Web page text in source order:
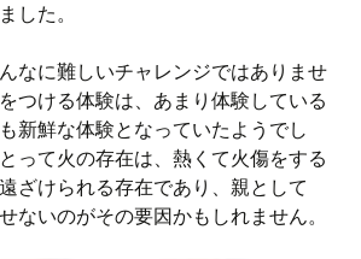
した。
なに難しいチャレンジではありませ
つける体験は、あまり体験している
新鮮な体験となっていたようでし
って火の存在は、熱くて火傷をする
ざけられる存在であり、親として
ないのがその要因かもしれません。